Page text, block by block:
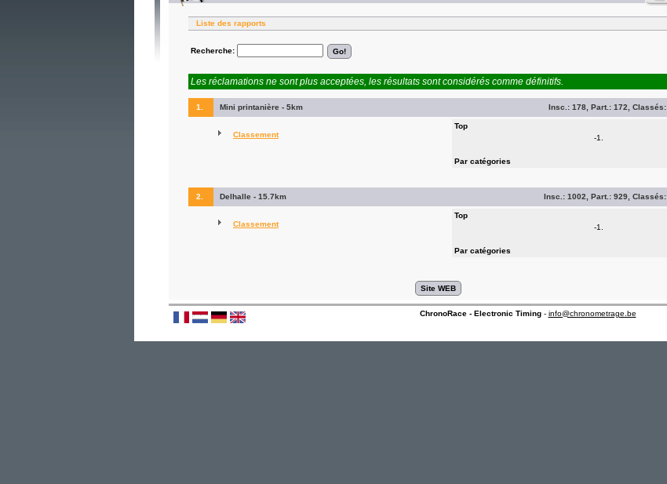
Liste des rapports
Recherche:
Les réclamations ne sont plus acceptées, les résultats sont considérés comme définitifs.
1. Mini printanière - 5km Insc.: 178 , Part.: 172 , Classés:
Classement
Top
-1.
Par catégories
2. Delhalle - 15.7km Insc.: 1002 , Part.: 929 , Classés:
Classement
Top
-1.
Par catégories
ChronoRace - Electronic Timing- info@chronometrage.be